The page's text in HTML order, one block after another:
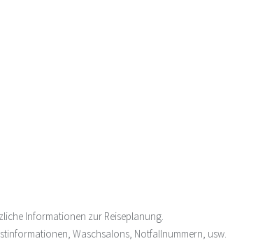
Informationen zur Reiseplanung.
Waschsalons, Notfallnummern, usw.